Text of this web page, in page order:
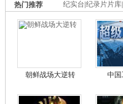
纪实台 纪录片片库
热门推荐
朝鲜战场大逆转 中国